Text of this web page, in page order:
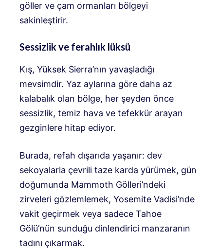
göller ve çam ormanları bölgeyi
sakinleştirir.
Sessizlik ve ferahlık lüksü
Kış, Yüksek Sierra’nın yavaşladığı
mevsimdir. Yaz aylarına göre daha az
kalabalık olan bölge, her şeyden önce
sessizlik, temiz hava ve tefekkür arayan
gezginlere hitap ediyor.
Burada, refah dışarıda yaşanır: dev
sekoyalarla çevrili taze karda yürümek, gün
doğumunda Mammoth Gölleri’ndeki
zirveleri gözlemlemek, Yosemite Vadisi’nde
vakit geçirmek veya sadece Tahoe
Gölü’nün sunduğu dinlendirici manzaranın
tadını çıkarmak.